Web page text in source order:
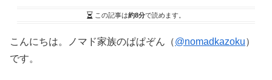
この記事は約8分で読めます。
こんにちは。ノマド家族のぱぱぞん（@nomadkazoku）
です。